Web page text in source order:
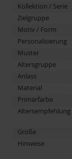
Kollektion / Serie
Zielgruppe
Motiv / Form
Personalisierung
Muster
Altersgruppe
Anlass
Material
Primärfarbe
Altersempfehlung
Größe
Hinweise